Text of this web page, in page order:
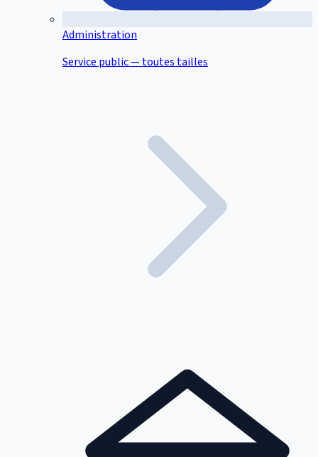
Administration
Service public — toutes tailles